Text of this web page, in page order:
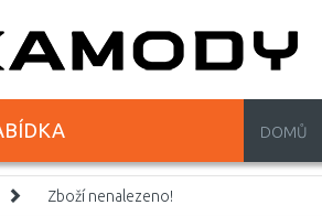
DOMŮ
Zboží nenalezeno!